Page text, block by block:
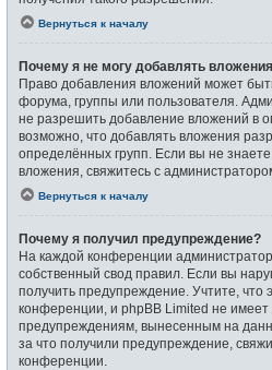
Вернуться к началу
Почему я не могу добавлять
Право добавления вложений может
форума, группы или пользователя.
не разрешить добавление вложений в
возможно, что добавлять вложения
определённых групп. Если вы не
вложения, свяжитесь с
Вернуться к началу
Почему я получил предупреждение?
На каждой конференции
собственный свод правил. Если вы
получить предупреждение. Учтите,
конференции, и phpBB Limited не имеет
предупреждениям, вынесенным на
за что получили предупреждение,
конференции.